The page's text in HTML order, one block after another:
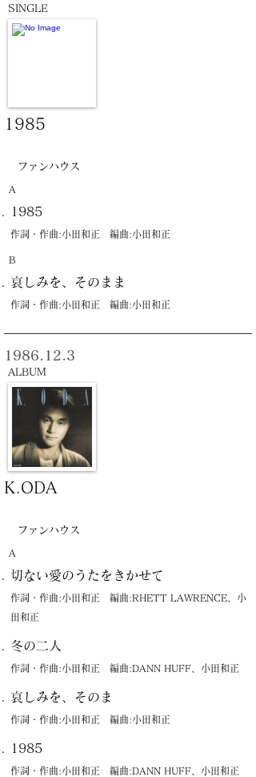
1985
SINGLE
ファンハウス
A
1985
作詞・作曲:小田和正 編曲:小田和正
B
哀しみを、そのまま
作詞・作曲:小田和正 編曲:小田和正
K.ODA
1986.12.3
ALBUM
ファンハウス
A
切ない愛のうたをきかせて
作詞・作曲:小田和正 編曲:RHETT LAWRENCE、小
田和正
冬の二人
作詞・作曲:小田和正 編曲:DANN HUFF、小田和正
哀しみを、そのまゝ
作詞・作曲:小田和正 編曲:小田和正
1985
作詞・作曲:小田和正 編曲:DANN HUFF、小田和正